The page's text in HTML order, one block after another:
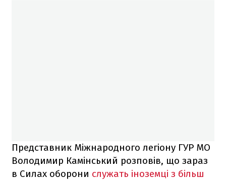
Представник Міжнародного легіону ГУР МО
Володимир Камінський розповів, що зараз
в Силах оборони служать іноземці з більш